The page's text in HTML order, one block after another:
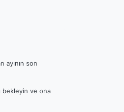
ayının son
bekleyin ve ona